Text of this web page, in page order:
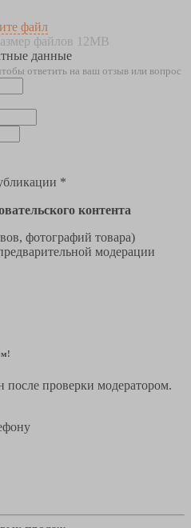
файл
файлов 12MB
данные
ответить на ваш отзыв или вопрос
*
контента
фотографий товара)
модерации
после проверки модератором.